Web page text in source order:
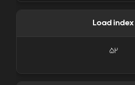
Load index
52